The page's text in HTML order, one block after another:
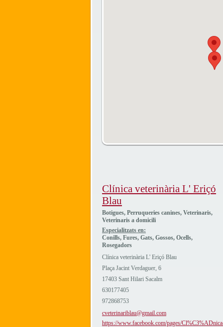
Clínica veterinària L' Eriçó
Blau
Botigues, Perruqueries canines, Veterinaris,
Veterinaris a domicili
Especialitzats en:
Conills, Fures, Gats, Gossos, Ocells,
Rosegadors
Clínica veterinària L' Eriçó Blau
Plaça Jacint Verdaguer, 6
17403 Sant Hilari Sacalm
630177405
972868753
cveterinariblau@gmail.com
https://www.facebook.com/pages/